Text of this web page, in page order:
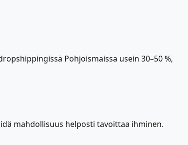
Pohjoismaissa usein 30–50 %,
mahdollisuus helposti tavoittaa ihminen.